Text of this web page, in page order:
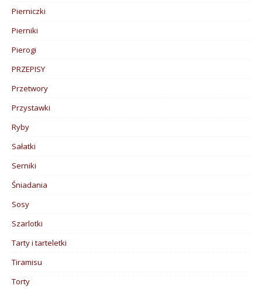
Pierniczki
Pierniki
Pierogi
PRZEPISY
Przetwory
Przystawki
Ryby
Sałatki
Serniki
Śniadania
Sosy
Szarlotki
Tarty i tarteletki
Tiramisu
Torty